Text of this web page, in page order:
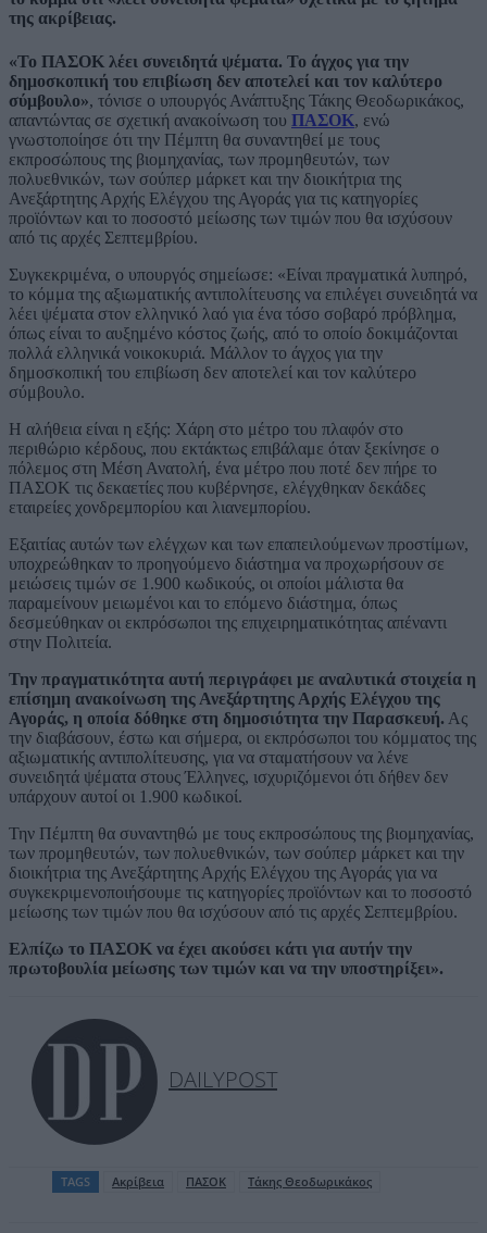
της ακρίβειας.
«Το ΠΑΣΟΚ λέει συνειδητά ψέματα. Το άγχος για την
δημοσκοπική του επιβίωση δεν αποτελεί και τον καλύτερο
σύμβουλο», τόνισε ο υπουργός Ανάπτυξης Τάκης Θεοδωρικάκος,
απαντώντας σε σχετική ανακοίνωση του ΠΑΣΟΚ, ενώ
γνωστοποίησε ότι την Πέμπτη θα συναντηθεί με τους
εκπροσώπους της βιομηχανίας, των προμηθευτών, των
πολυεθνικών, των σούπερ μάρκετ και την διοικήτρια της
Ανεξάρτητης Αρχής Ελέγχου της Αγοράς για τις κατηγορίες
προϊόντων και το ποσοστό μείωσης των τιμών που θα ισχύσουν
από τις αρχές Σεπτεμβρίου.
Συγκεκριμένα, ο υπουργός σημείωσε: «Είναι πραγματικά λυπηρό,
το κόμμα της αξιωματικής αντιπολίτευσης να επιλέγει συνειδητά να
λέει ψέματα στον ελληνικό λαό για ένα τόσο σοβαρό πρόβλημα,
όπως είναι το αυξημένο κόστος ζωής, από το οποίο δοκιμάζονται
πολλά ελληνικά νοικοκυριά. Μάλλον το άγχος για την
δημοσκοπική του επιβίωση δεν αποτελεί και τον καλύτερο
σύμβουλο.
Η αλήθεια είναι η εξής: Χάρη στο μέτρο του πλαφόν στο
περιθώριο κέρδους, που εκτάκτως επιβάλαμε όταν ξεκίνησε ο
πόλεμος στη Μέση Ανατολή, ένα μέτρο που ποτέ δεν πήρε το
ΠΑΣΟΚ τις δεκαετίες που κυβέρνησε, ελέγχθηκαν δεκάδες
εταιρείες χονδρεμπορίου και λιανεμπορίου.
Εξαιτίας αυτών των ελέγχων και των επαπειλούμενων προστίμων,
υποχρεώθηκαν το προηγούμενο διάστημα να προχωρήσουν σε
μειώσεις τιμών σε 1.900 κωδικούς, οι οποίοι μάλιστα θα
παραμείνουν μειωμένοι και το επόμενο διάστημα, όπως
δεσμεύθηκαν οι εκπρόσωποι της επιχειρηματικότητας απέναντι
στην Πολιτεία.
Την πραγματικότητα αυτή περιγράφει με αναλυτικά στοιχεία η
επίσημη ανακοίνωση της Ανεξάρτητης Αρχής Ελέγχου της
Αγοράς, η οποία δόθηκε στη δημοσιότητα την Παρασκευή. Ας
την διαβάσουν, έστω και σήμερα, οι εκπρόσωποι του κόμματος της
αξιωματικής αντιπολίτευσης, για να σταματήσουν να λένε
συνειδητά ψέματα στους Έλληνες, ισχυριζόμενοι ότι δήθεν δεν
υπάρχουν αυτοί οι 1.900 κωδικοί.
Την Πέμπτη θα συναντηθώ με τους εκπροσώπους της βιομηχανίας,
των προμηθευτών, των πολυεθνικών, των σούπερ μάρκετ και την
διοικήτρια της Ανεξάρτητης Αρχής Ελέγχου της Αγοράς για να
συγκεκριμενοποιήσουμε τις κατηγορίες προϊόντων και το ποσοστό
μείωσης των τιμών που θα ισχύσουν από τις αρχές Σεπτεμβρίου.
Ελπίζω το ΠΑΣΟΚ να έχει ακούσει κάτι για αυτήν την
πρωτοβουλία μείωσης των τιμών και να την υποστηρίξει».
DAILYPOST
TAGS Ακρίβεια ΠΑΣΟΚ Τάκης Θεοδωρικάκος